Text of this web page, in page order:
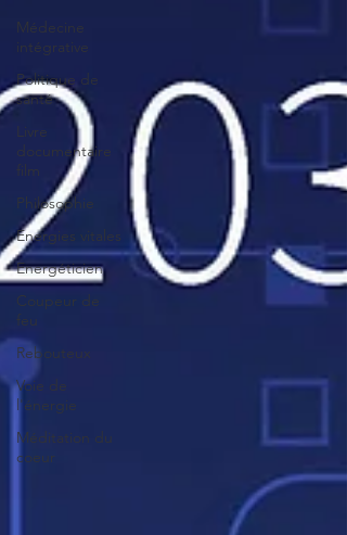
Médecine
intégrative
Politique de
santé
Livre
documentaire
film
Philosophie
Energies vitales
Energéticien
Coupeur de
feu
Rebouteux
Voie de
l'énergie
Méditation du
coeur